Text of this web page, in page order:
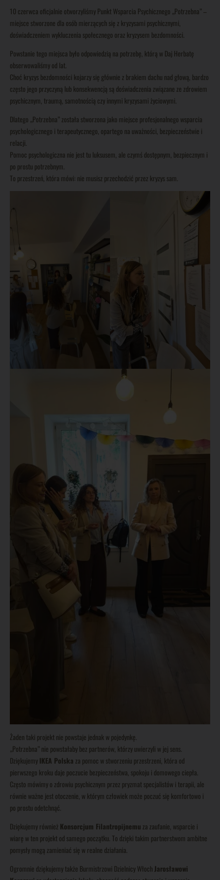
10 czerwca oficjalnie otworzyliśmy Punkt Wsparcia Psychicznego „Potrzebna” –
miejsce stworzone dla osób mierzących się z kryzysami psychicznymi,
doświadczeniem wykluczenia społecznego oraz kryzysem bezdomności.
Powstanie tego miejsca było odpowiedzią na potrzebę, którą w Daj Herbatę
obserwowaliśmy od lat.
Choć kryzys bezdomności kojarzy się głównie z brakiem dachu nad głową, bardzo
często jego przyczyną lub konsekwencją są doświadczenia związane ze zdrowiem
psychicznym, traumą, samotnością czy innymi kryzysami życiowymi.
Dlatego „Potrzebna” została stworzona jako miejsce profesjonalnego wsparcia
psychologicznego i terapeutycznego, opartego na uważności, bezpieczeństwie i
relacji.
Pomoc psychologiczna nie jest tu luksusem, ale czymś dostępnym, bezpiecznym i
po prostu potrzebnym.
To przestrzeń, która mówi: nie musisz przechodzić przez kryzys sam.
Żaden taki projekt nie powstaje jednak w pojedynkę.
„Potrzebna” nie powstałaby bez partnerów, którzy uwierzyli w jej sens.
DziękujemyIKEA Polska za pomoc w stworzeniu przestrzeni, która od
pierwszego kroku daje poczucie bezpieczeństwa, spokoju i domowego ciepła.
Często mówimy o zdrowiu psychicznym przez pryzmat specjalistów i terapii, ale
równie ważne jest otoczenie, w którym człowiek może poczuć się komfortowo i
po prostu odetchnąć.
Dziękujemy również Konsorcjum Filantropijnemu za zaufanie, wsparcie i
wiarę w ten projekt od samego początku. To dzięki takim partnerstwom ambitne
pomysły mogą zamieniać się w realne działania.
Ogromnie dziękujemy także Burmistrzowi Dzielnicy Włoch Jarosławowi